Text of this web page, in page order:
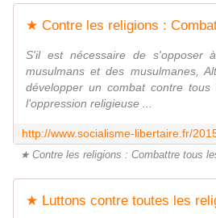
S'il est nécessaire de s'opposer
musulmans et des musulmanes,
développer un combat contre
l'oppression religieuse ...
★ Contre les religions : Combattre tous